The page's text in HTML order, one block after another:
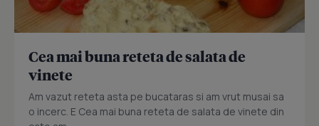
Cea mai buna reteta de salata de
vinete
Am vazut reteta asta pe bucataras si am vrut musai sa
o incerc. E Cea mai buna reteta de salata de vinete din